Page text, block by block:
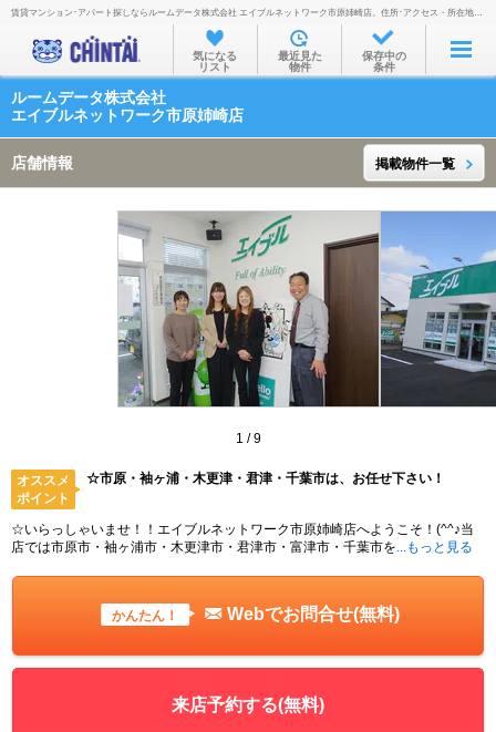
お部屋を探す
沿線・駅から
住所から
通勤通学時間から
物件特集から
不動産会社から
TOP
賃貸マンション･アパート探しならルームデータ株式会社 エイブルネットワーク市原姉崎店。住所･アクセス・所在地・地図・営業時間・定休日・電話番号などを掲載。
気になる
リスト
最近見た
物件
保存中の
条件
ルームデータ株式会社
エイブルネットワーク市原姉崎店
店舗情報 掲載物件一覧
1 /9
オススメ
ポイント
☆市原・袖ヶ浦・木更津・君津・千葉市は、お任せ下さい！
☆いらっしゃいませ！！エイブルネットワーク市原姉崎店へようこそ！(^^♪当
店では市原市・袖ヶ浦市・木更津市・君津市・富津市・千葉市を ...もっと見る
かんたん！ Webでお問合せ(無料)
来店予約する(無料)